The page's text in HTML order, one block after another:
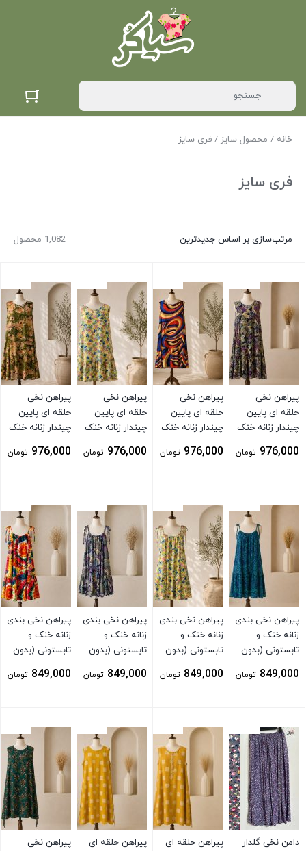
خانه / محصول سایز / فری سایز
فری سایز
1,082 محصول مرتب‌سازی بر اساس جدیدترین
پیراهن نخی
حلقه ای پایین
چیندار زنانه خنک
(بدون آبرفت)
976,000 تومان
پیراهن نخی
حلقه ای پایین
چیندار زنانه خنک
(بدون آبرفت)
976,000 تومان
پیراهن نخی
حلقه ای پایین
چیندار زنانه خنک
(بدون آبرفت) زرد
976,000 تومان
پیراهن نخی
حلقه ای پایین
چیندار زنانه خنک
(بدون آبرفت)
976,000 تومان
پیراهن نخی بندی
زنانه خنک و
تابستونی (بدون
849,000 تومان
پیراهن نخی بندی
زنانه خنک و
تابستونی (بدون
849,000 تومان
پیراهن نخی بندی
زنانه خنک و
تابستونی (بدون
849,000 تومان
پیراهن نخی بندی
زنانه خنک و
تابستونی (بدون
849,000 تومان
دامن نخی گلدار
پیراهن حلقه ای
پیراهن حلقه ای
پیراهن نخی